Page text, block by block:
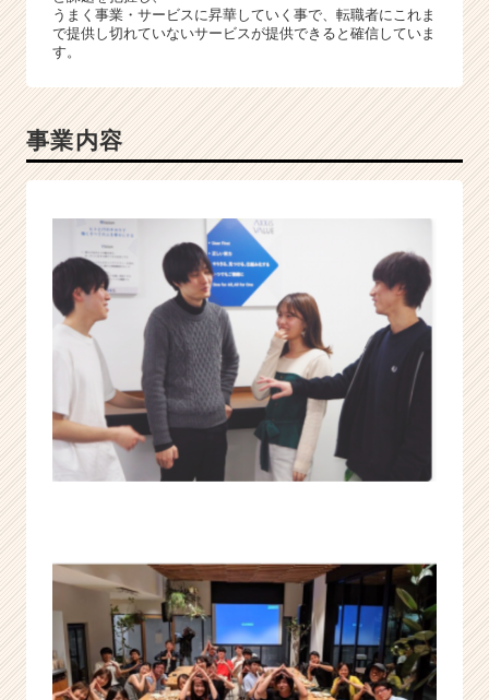
うまく事業・サービスに昇華していく事で、転職者にこれま
で提供し切れていないサービスが提供できると確信していま
す。
事業内容